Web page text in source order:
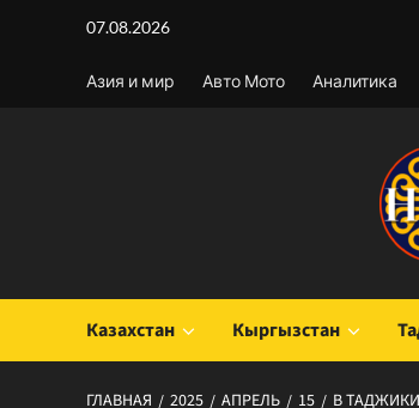
содержимому
07.08.2026
Азия и мир Авто Мото Аналитика
Казахстан Кыргызстан
ГЛАВНАЯ 2025 АПРЕЛЬ 15 В